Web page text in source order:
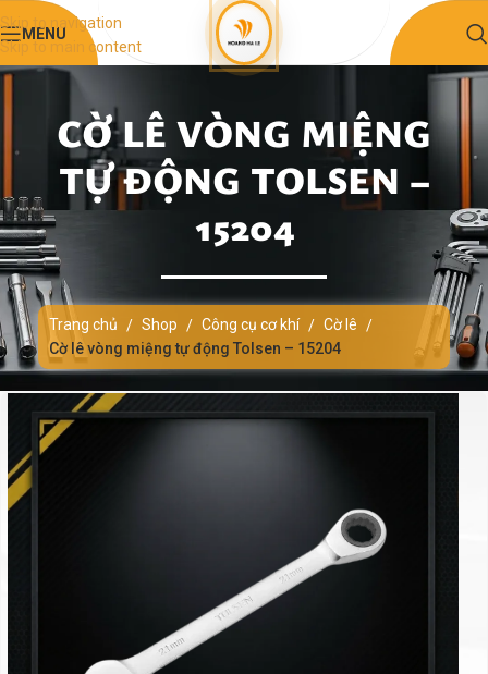
Skip to navigation
Skip to main content
MENU
CỜ LÊ VÒNG MIỆNG
TỰ ĐỘNG TOLSEN –
15204
Trang chủ / Shop / Công cụ cơ khí / Cờ lê /
Cờ lê vòng miệng tự động Tolsen – 15204